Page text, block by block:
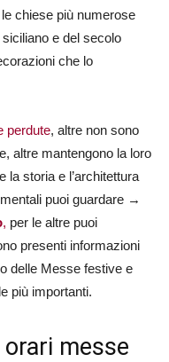
chiese più numerose
e del secolo
che lo
perdute, altre non sono
altre mantengono la loro
la storia e l’architettura
puoi guardare →
, per le altre puoi
presenti informazioni
delle Messe festive e
più importanti.
messe